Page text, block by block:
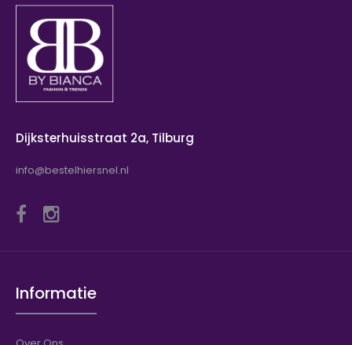
Dijksterhuisstraat 2a, Tilburg
info@bestelhiersnel.nl
Informatie